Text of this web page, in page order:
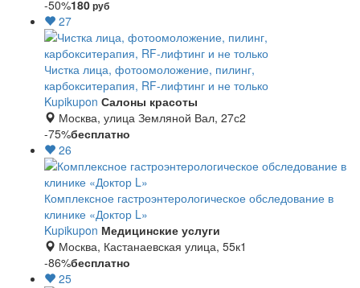
-50%180руб
27
Чистка лица, фотоомоложение, пилинг,
карбокситерапия, RF-лифтинг и не только
Kupikupon Салоны красоты
Москва, улица Земляной Вал, 27с2
-75%бесплатно
26
Комплексное гастроэнтерологическое обследование в
клинике «Доктор L»
Kupikupon Медицинские услуги
Москва, Кастанаевская улица, 55к1
-86%бесплатно
25